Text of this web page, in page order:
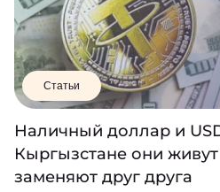
Статьи
Наличный доллар и
Кыргызстане они
заменяют друг друга